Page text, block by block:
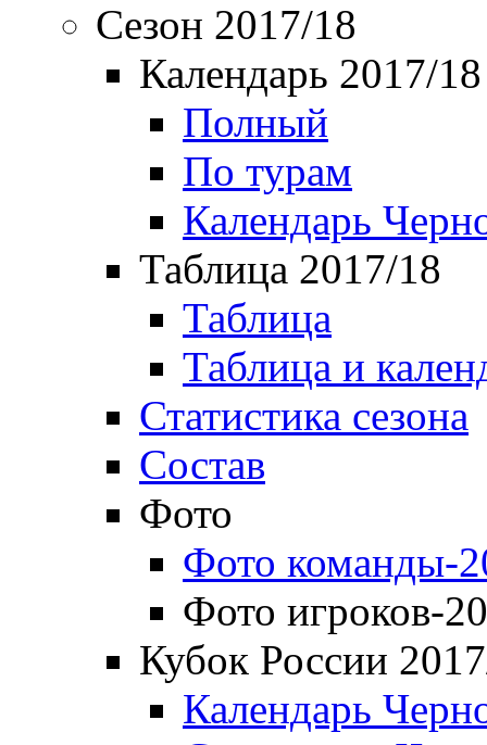
Сезон 2017/18
Календарь 2017/18
Полный
По турам
Календарь
Таблица 2017/18
Таблица
Таблица и
Статистика сезона
Состав
Фото
Фото команды-
Фото игроков-
Кубок России
Календарь